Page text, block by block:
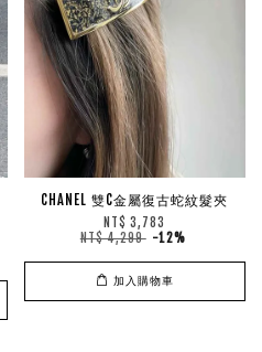
CHANEL 雙C金屬復古蛇紋髮夾
NT$ 3,783
NT$ 4,299 -12%
加入購物車